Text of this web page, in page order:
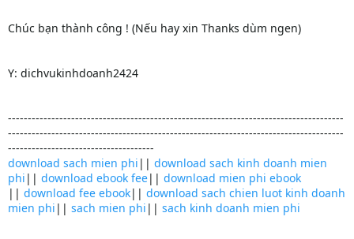
Chúc bạn thành công ! (Nếu hay xin Thanks dùm ngen)
Y: dichvukinhdoanh2424
-------------------------------------------------------------------------------------
-------------------------------------------------------------------------------------
-------------------------------------
download sach mien phi || download sach kinh doanh mien
phi || download ebook fee|| download mien phi ebook
|| download fee ebook|| download sach chien luot kinh doanh
mien phi || sach mien phi || sach kinh doanh mien phi